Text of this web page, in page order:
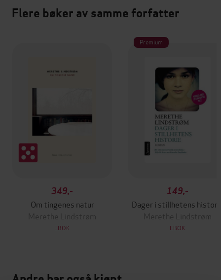
Flere bøker av samme forfatter
349,-
Om tingenes natur
Merethe Lindstrøm
EBOK
Premium
149,-
Dager i stillhetens
Merethe Lindstrøm
EBOK